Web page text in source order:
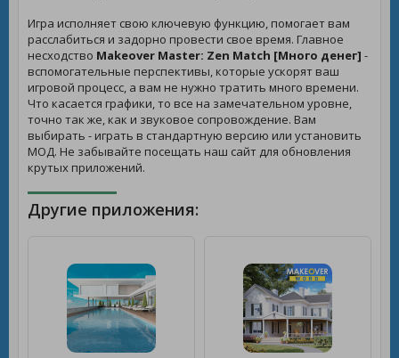
Игра исполняет свою ключевую функцию, помогает вам
расслабиться и задорно провести свое время. Главное
несходство Makeover Master: Zen Match [Много денег] -
вспомогательные перспективы, которые ускорят ваш
игровой процесс, а вам не нужно тратить много времени.
Что касается графики, то все на замечательном уровне,
точно так же, как и звуковое сопровождение. Вам
выбирать - играть в стандартную версию или установить
МОД. Не забывайте посещать наш сайт для обновления
крутых приложений.
Другие приложения: